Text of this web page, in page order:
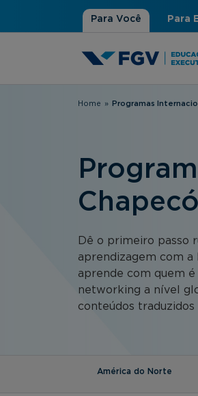
Para Você Para
Você está
Home » Programas
Dê o primeiro passo
aprendizagem com a
aprende com quem
networking a nível
conteúdos traduzidos
América do Norte